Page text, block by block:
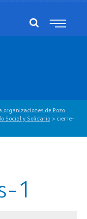
organizaciones de Pozo
Social y Solidario > cierre-
1